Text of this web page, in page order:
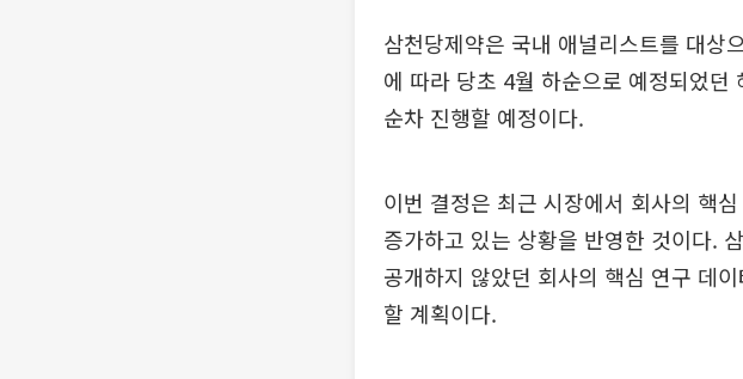
삼천당제약은 국내 애널리스트를 대상
에 따라 당초 4월 하순으로 예정되었
순차 진행할 예정이다.
이번 결정은 최근 시장에서 회사의 핵
증가하고 있는 상황을 반영한 것이다.
공개하지 않았던 회사의 핵심 연구 데
할 계획이다.